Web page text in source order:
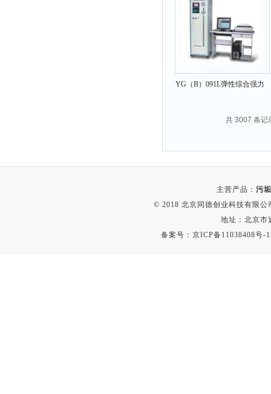
YG（B）091L弹性综合强力
共 3007 条
主营产品： 污
© 2018 北京同德创业科技有限
地址：北京市
备案号： 京ICP备11038408号-